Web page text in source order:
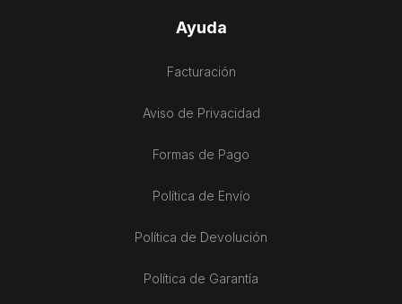
Ayuda
Facturación
Aviso de Privacidad
Formas de Pago
Política de Envío
Política de Devolución
Política de Garantía